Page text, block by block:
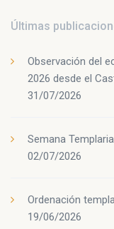
Últimas
Observación del
2026 desde el
31/07/2026
Semana
02/07/2026
Ordenación
19/06/2026